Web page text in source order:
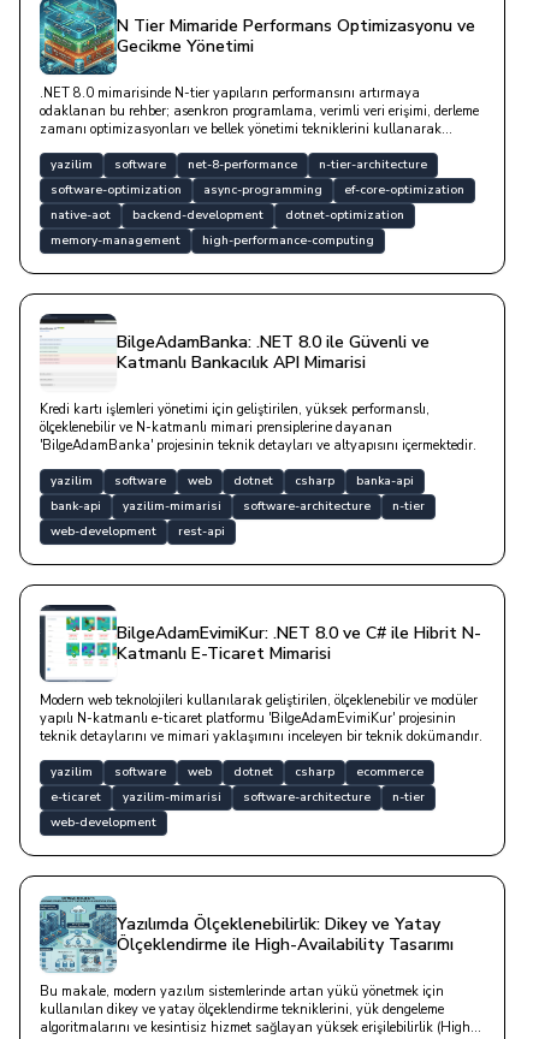
N Tier Mimaride Performans Optimizasyonu ve
Gecikme Yönetimi
.NET 8.0 mimarisinde N-tier yapıların performansını artırmaya
odaklanan bu rehber; asenkron programlama, verimli veri erişimi, derleme
zamanı optimizasyonları ve bellek yönetimi tekniklerini kullanarak
detaylarla açıklanmaktadır.
yazilim software net-8-performance
n-tier-architecture
software-optimization
async-programming
ef-core-optimization
native-aot
backend-development
dotnet-optimization
memory-management
high-performance-computing
BilgeAdamBanka: .NET 8.0 ile Güvenli ve
Katmanlı Bankacılık API Mimarisi
Kredi kartı işlemleri yönetimi için geliştirilen, yüksek performanslı,
ölçeklenebilir ve N-katmanlı mimari prensiplerine dayanan
'BilgeAdamBanka' projesinin teknik detayları ve altyapısını içermektedir.
yazilim software web dotnet csharp
banka-api
bank-api
yazilim-mimarisi software-architecture
n-tier
web-development
rest-api
BilgeAdamEvimiKur: .NET 8.0 ve C# ile Hibrit N-
Katmanlı E-Ticaret Mimarisi
Modern web teknolojileri kullanılarak geliştirilen, ölçeklenebilir ve modüler
yapılı N-katmanlı e-ticaret platformu 'BilgeAdamEvimiKur' projesinin
teknik detaylarını ve mimari yaklaşımını inceleyen bir teknik dokümandır.
yazilim software web dotnet csharp
ecommerce
e-ticaret
yazilim-mimarisi software-architecture
n-tier
web-development
Yazılımda Ölçeklenebilirlik: Dikey ve Yatay
Ölçeklendirme ile High-Availability Tasarımı
Bu makale, modern yazılım sistemlerinde artan yükü yönetmek için
kullanılan dikey ve yatay ölçeklendirme tekniklerini, yük dengeleme
algoritmalarını ve kesintisiz hizmet sağlayan yüksek erişilebilirlik (High-